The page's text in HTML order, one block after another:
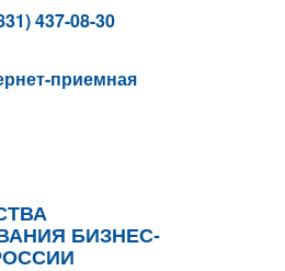
437-08-30
приемная
БИЗНЕС-